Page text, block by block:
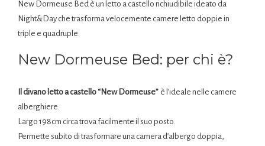
New Dormeuse Bed è un letto a castello richiudibile ideato da
Night&Day che trasforma velocemente camere letto doppie in
triple e quadruple.
New Dormeuse Bed: per chi è?
Il divano letto a castello “New Dormeuse” è l’ideale nelle camere
alberghiere.
Largo 198cm circa trova facilmente il suo posto.
Permette subito di trasformare una camera d’albergo doppia,